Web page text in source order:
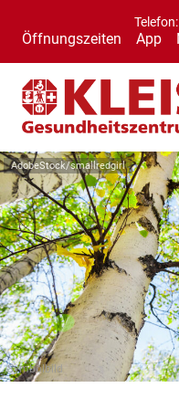
Telefon:
Öffnungszeiten App
AdobeStock/smallredgirl
Symbolbild